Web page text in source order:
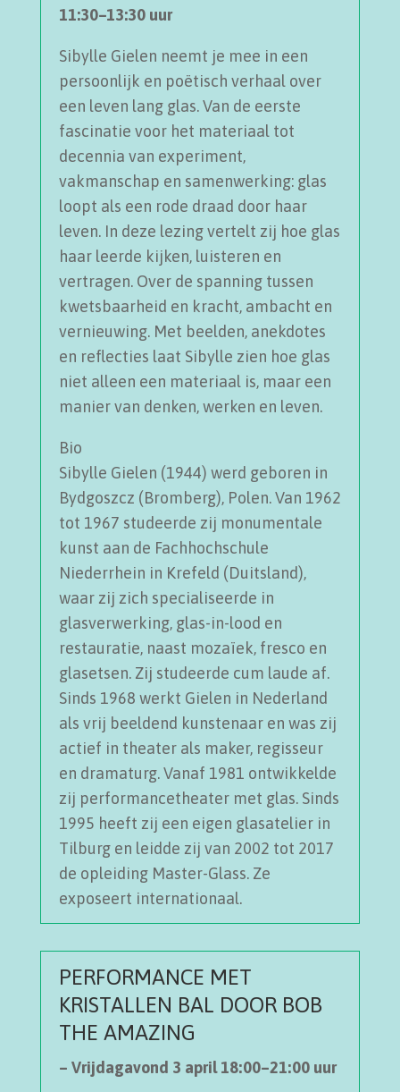
11:30–13:30 uur
Sibylle Gielen neemt je mee in een
persoonlijk en poëtisch verhaal over
een leven lang glas. Van de eerste
fascinatie voor het materiaal tot
decennia van experiment,
vakmanschap en samenwerking: glas
loopt als een rode draad door haar
leven. In deze lezing vertelt zij hoe glas
haar leerde kijken, luisteren en
vertragen. Over de spanning tussen
kwetsbaarheid en kracht, ambacht en
vernieuwing. Met beelden, anekdotes
en reflecties laat Sibylle zien hoe glas
niet alleen een materiaal is, maar een
manier van denken, werken en leven.
Bio
Sibylle Gielen (1944) werd geboren in
Bydgoszcz (Bromberg), Polen. Van 1962
tot 1967 studeerde zij monumentale
kunst aan de Fachhochschule
Niederrhein in Krefeld (Duitsland),
waar zij zich specialiseerde in
glasverwerking, glas-in-lood en
restauratie, naast mozaïek, fresco en
glasetsen. Zij studeerde cum laude af.
Sinds 1968 werkt Gielen in Nederland
als vrij beeldend kunstenaar en was zij
actief in theater als maker, regisseur
en dramaturg. Vanaf 1981 ontwikkelde
zij performancetheater met glas. Sinds
1995 heeft zij een eigen glasatelier in
Tilburg en leidde zij van 2002 tot 2017
de opleiding Master-Glass. Ze
exposeert internationaal.
PERFORMANCE MET
KRISTALLEN BAL DOOR BOB
THE AMAZING
– Vrijdagavond 3 april 18:00–21:00 uur